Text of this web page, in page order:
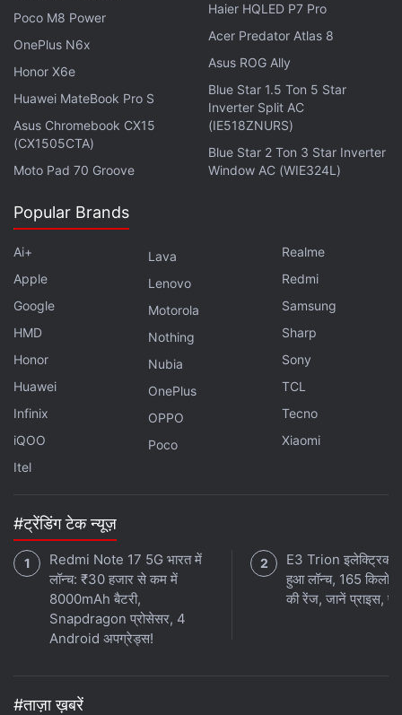
ये भी पढ़े: Huawei Nova 15 Max Huawei Nova 15 Max Price
Huawei Nova 15 Max Specifications, Huawei Nova 15 Max
Features , Huawei
Poco M8 Power
OnePlus N6x
Honor X6e
Huawei MateBook Pro S
Asus Chromebook CX15
(CX1505CTA)
Moto Pad 70 Groove
Haier HQLED P7 Pro
Acer Predator Atlas 8
Asus ROG Ally
Blue Star 1.5 Ton 5 Star
Inverter Split AC
(IE518ZNURS)
Blue Star 2 Ton 3 Star Inverter
Window AC (WIE324L)
Popular Brands
Ai+
Apple
Google
HMD
Honor
Huawei
Infinix
iQOO
Itel
Lava
Lenovo
Motorola
Nothing
Nubia
OnePlus
OPPO
Poco
Realme
Redmi
Samsung
Sharp
Sony
TCL
Tecno
Xiaomi
#ट्रेंडिंग टेक न्यूज़
Redmi Note 17 5G भारत में
लॉन्च: ₹30 हजार से कम में
8000mAh बैटरी,
Snapdragon प्रोसेसर, 4
Android अपग्रेड्स!
E3 Trion इलेक्ट्रिक
हुआ लॉन्च, 165
की रेंज, जानें प्राइस,
#ताज़ा ख़बरें